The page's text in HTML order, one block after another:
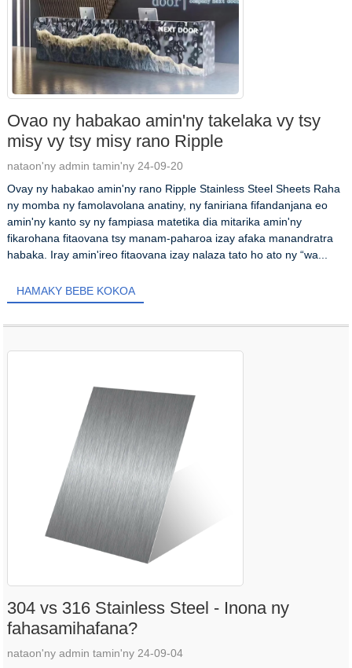
Ovao ny habakao amin'ny takelaka vy tsy
misy vy tsy misy rano Ripple
nataon'ny admin tamin'ny 24-09-20
Ovay ny habakao amin'ny rano Ripple Stainless Steel Sheets Raha
ny momba ny famolavolana anatiny, ny faniriana fifandanjana eo
amin'ny kanto sy ny fampiasa matetika dia mitarika amin'ny
fikarohana fitaovana tsy manam-paharoa izay afaka manandratra
habaka. Iray amin'ireo fitaovana izay nalaza tato ho ato ny “wa...
HAMAKY BEBE KOKOA
304 vs 316 Stainless Steel - Inona ny
fahasamihafana?
nataon'ny admin tamin'ny 24-09-04